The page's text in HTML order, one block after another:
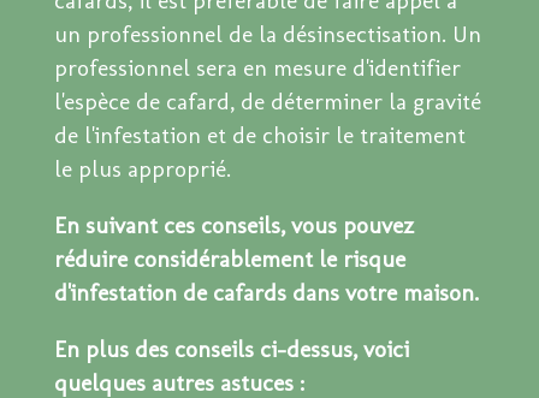
un professionnel de la désinsectisation. Un
professionnel sera en mesure d'identifier
l'espèce de cafard, de déterminer la gravité
de l'infestation et de choisir le traitement
le plus approprié.
En suivant ces conseils, vous pouvez
réduire considérablement le risque
d'infestation de cafards dans votre maison.
En plus des conseils ci-dessus, voici
quelques autres astuces :